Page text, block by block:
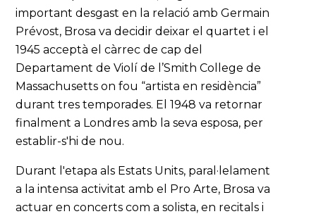
important desgast en la relació amb Germain
Prévost, Brosa va decidir deixar el quartet i el
1945 acceptà el càrrec de cap del
Departament de Violí de l’Smith College de
Massachusetts on fou “artista en residència”
durant tres temporades. El 1948 va retornar
finalment a Londres amb la seva esposa, per
establir-s'hi de nou.
Durant l'etapa als Estats Units, paral·lelament
a la intensa activitat amb el Pro Arte, Brosa va
actuar en concerts com a solista, en recitals i